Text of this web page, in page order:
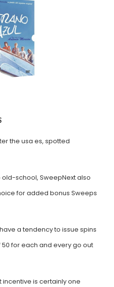
the usa es, spotted
school, SweepNext also
for added bonus Sweeps
a tendency to issue spins
for each and every go out
is certainly one